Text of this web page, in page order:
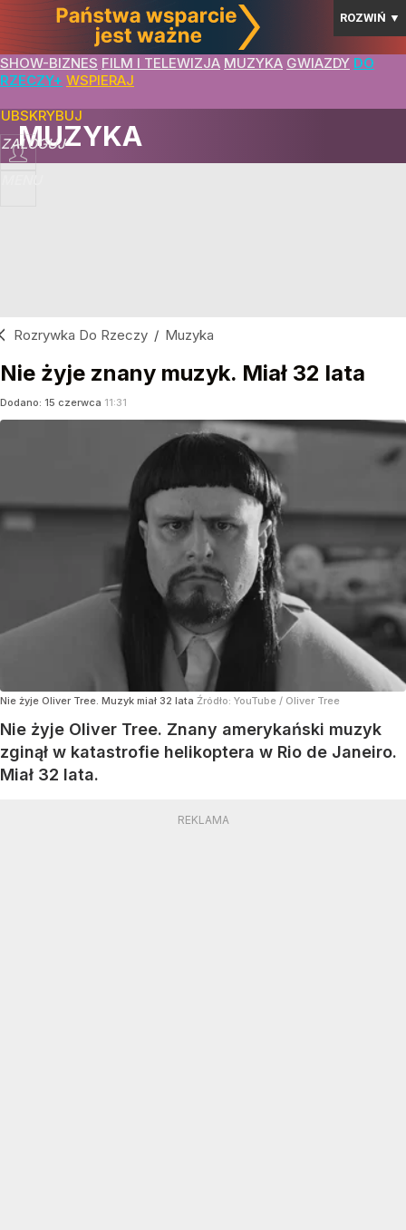
ROZWIŃ ▼
SHOW-BIZNES FILM I TELEWIZJA MUZYKA GWIAZDY DO
RZECZY+ WSPIERAJ
ZALOGUJ
MUZYKA
Rozrywka Do Rzeczy / Muzyka
Nie żyje znany muzyk. Miał 32 lata
Dodano: 15 czerwca 11:31
Nie żyje Oliver Tree. Muzyk miał 32 lata Źródło: YouTube / Oliver Tree
Nie żyje Oliver Tree. Znany amerykański muzyk
zginął w katastrofie helikoptera w Rio de Janeiro.
Miał 32 lata.